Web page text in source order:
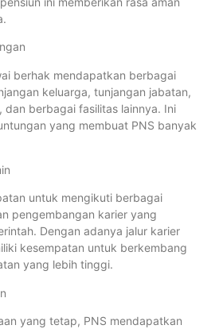
berhak mendapatkan berbagai
keluarga, tunjangan jabatan,
dan berbagai fasilitas lainnya. Ini
yang membuat PNS banyak
untuk mengikuti berbagai
pengembangan karier yang
Dengan adanya jalur karier
kesempatan untuk berkembang
yang lebih tinggi.
yang tetap, PNS mendapatkan